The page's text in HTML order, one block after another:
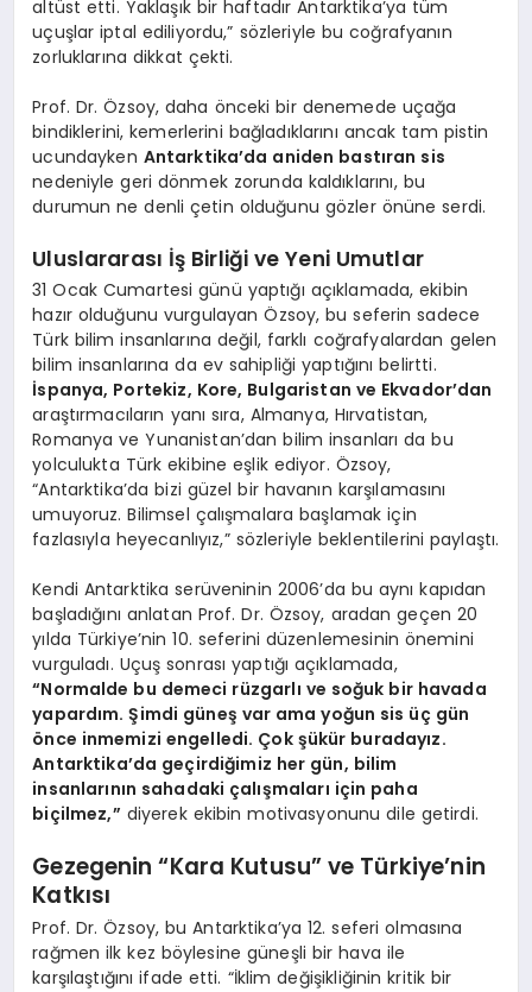
altüst etti. Yaklaşık bir haftadır Antarktika’ya tüm
uçuşlar iptal ediliyordu,” sözleriyle bu coğrafyanın
zorluklarına dikkat çekti.
Prof. Dr. Özsoy, daha önceki bir denemede uçağa
bindiklerini, kemerlerini bağladıklarını ancak tam pistin
ucundayken Antarktika’da aniden bastıran sis
nedeniyle geri dönmek zorunda kaldıklarını, bu
durumun ne denli çetin olduğunu gözler önüne serdi.
Uluslararası İş Birliği ve Yeni Umutlar
31 Ocak Cumartesi günü yaptığı açıklamada, ekibin
hazır olduğunu vurgulayan Özsoy, bu seferin sadece
Türk bilim insanlarına değil, farklı coğrafyalardan gelen
bilim insanlarına da ev sahipliği yaptığını belirtti.
İspanya, Portekiz, Kore, Bulgaristan ve Ekvador’dan
araştırmacıların yanı sıra, Almanya, Hırvatistan,
Romanya ve Yunanistan’dan bilim insanları da bu
yolculukta Türk ekibine eşlik ediyor. Özsoy,
“Antarktika’da bizi güzel bir havanın karşılamasını
umuyoruz. Bilimsel çalışmalara başlamak için
fazlasıyla heyecanlıyız,” sözleriyle beklentilerini paylaştı.
Kendi Antarktika serüveninin 2006’da bu aynı kapıdan
başladığını anlatan Prof. Dr. Özsoy, aradan geçen 20
yılda Türkiye’nin 10. seferini düzenlemesinin önemini
vurguladı. Uçuş sonrası yaptığı açıklamada,
“Normalde bu demeci rüzgarlı ve soğuk bir havada
yapardım. Şimdi güneş var ama yoğun sis üç gün
önce inmemizi engelledi. Çok şükür buradayız.
Antarktika’da geçirdiğimiz her gün, bilim
insanlarının sahadaki çalışmaları için paha
biçilmez,” diyerek ekibin motivasyonunu dile getirdi.
Gezegenin “Kara Kutusu” ve Türkiye’nin
Katkısı
Prof. Dr. Özsoy, bu Antarktika’ya 12. seferi olmasına
rağmen ilk kez böylesine güneşli bir hava ile
karşılaştığını ifade etti. “İklim değişikliğinin kritik bir